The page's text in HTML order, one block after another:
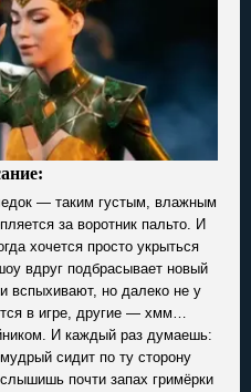
— таким густым, влажным
за воротник пальто. И
хочется просто укрыться
вдруг подбрасывает новый
вспыхивают, но далеко не у
в игре, другие — хмм…
И каждый раз думаешь:
сидит по ту сторону
почти запах гримёрки